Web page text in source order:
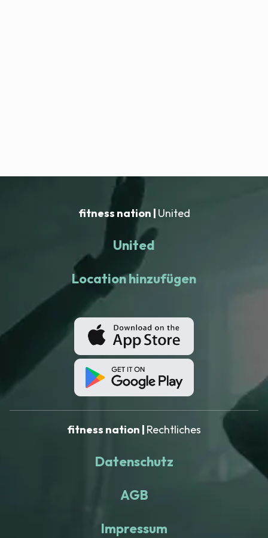
fitness nation | United
United
Location hinzufügen
fitness nation | Rechtliches
Datenschutz
AGB
Impressum